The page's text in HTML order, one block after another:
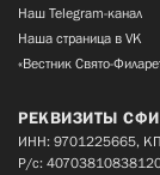
Наш Telegram-канал
Наша страница в VK
«Вестник Свято-
РЕКВИЗИТЫ СФИ
ИНН: 9701225665,
Р/с: